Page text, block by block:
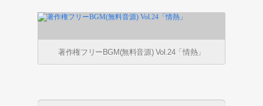
著作権フリーBGM(無料音源) Vol.24「情熱」